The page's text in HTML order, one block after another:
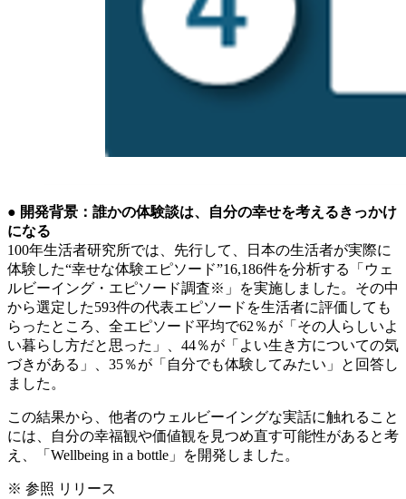
● 開発背景：誰かの体験談は、自分の幸せを考えるきっかけ
になる
100年生活者研究所では、先行して、日本の生活者が実際に
体験した“幸せな体験エピソード”16,186件を分析する「ウェ
ルビーイング・エピソード調査※」を実施しました。その中
から選定した593件の代表エピソードを生活者に評価しても
らったところ、全エピソード平均で62％が「その人らしいよ
い暮らし方だと思った」、44％が「よい生き方についての気
づきがある」、35％が「自分でも体験してみたい」と回答し
ました。
この結果から、他者のウェルビーイングな実話に触れること
には、自分の幸福観や価値観を見つめ直す可能性があると考
え、「Wellbeing in a bottle」を開発しました。
※ 参照 リリース